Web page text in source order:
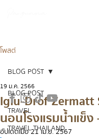
โพสต์
BLOG POST
TRAVEL
TRAVEL THAILAND
BLOG POST
Iglu-Drof Zermatt
นอนโรงแรมน้ำแข็
19 ม.ค. 2566
อัปเดตเมื่อ21 เม.ย. 2567